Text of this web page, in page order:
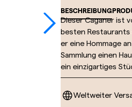
BESCHREIBUNG
Dieser Caganer ist
besten
er eine Hommage
Sammlung einen
ein einzigartiges
Weltweiter